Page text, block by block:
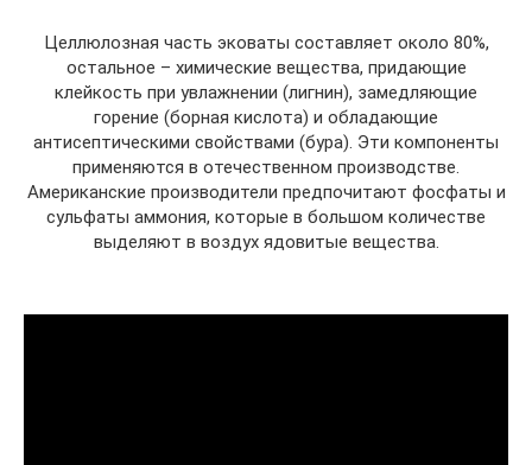
Целлюлозная часть эковаты составляет около 80%,
остальное – химические вещества, придающие
клейкость при увлажнении (лигнин), замедляющие
горение (борная кислота) и обладающие
антисептическими свойствами (бура). Эти компоненты
применяются в отечественном производстве.
Американские производители предпочитают фосфаты и
сульфаты аммония, которые в большом количестве
выделяют в воздух ядовитые вещества.